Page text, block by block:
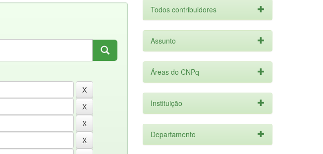
Todos contribuidores
Assunto
Áreas do CNPq
Instituição
Departamento